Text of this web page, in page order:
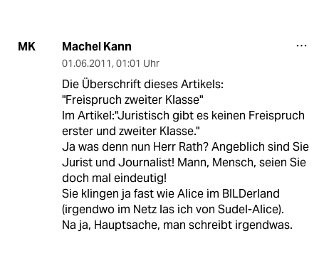
MK Machel Kann
01.06.2011, 01:01 Uhr
Die Überschrift dieses Artikels:
"Freispruch zweiter Klasse"
Im Artikel:"Juristisch gibt es keinen Freispruch
erster und zweiter Klasse."
Ja was denn nun Herr Rath? Angeblich sind Sie
Jurist und Journalist! Mann, Mensch, seien Sie
doch mal eindeutig!
Sie klingen ja fast wie Alice im BILDerland
(irgendwo im Netz las ich von Sudel-Alice).
Na ja, Hauptsache, man schreibt irgendwas.